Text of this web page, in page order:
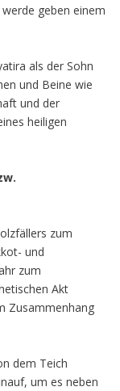
geben einem
als der Sohn
und Beine wie
und der
heiligen
zum
und
zum
Akt
Zusammenhang
dem Teich
um es neben